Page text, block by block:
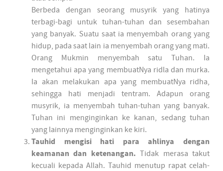
Berbeda dengan seorang musyrik yang hatinya
terbagi-bagi untuk tuhan-tuhan dan sesembahan
yang banyak. Suatu saat ia menyembah orang yang
hidup, pada saat lain ia menyembah orang yang mati.
Orang Mukmin menyembah satu Tuhan. Ia
mengetahui apa yang membuatNya ridla dan murka.
Ia akan melakukan apa yang membuatNya ridha,
sehingga hati menjadi tentram. Adapun orang
musyrik, ia menyembah tuhan-tuhan yang banyak.
Tuhan ini menginginkan ke kanan, sedang tuhan
yang lainnya menginginkan ke kiri.
Tauhid mengisi hati para ahlinya dengan
keamanan dan ketenangan. Tidak merasa takut
kecuali kepada Allah. Tauhid menutup rapat celah-